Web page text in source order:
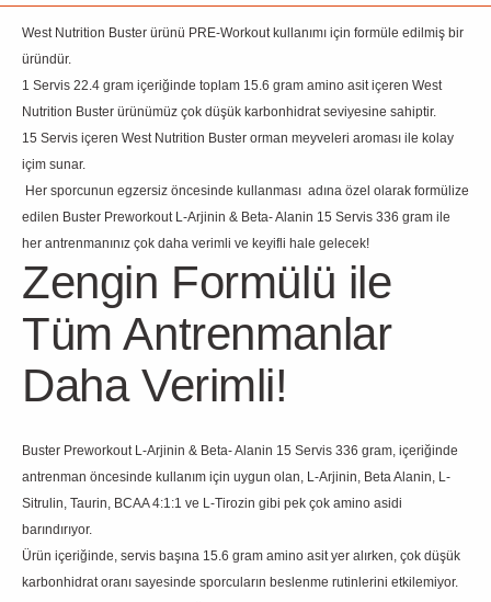
West Nutrition Buster ürünü PRE-Workout kullanımı için formüle edilmiş bir
üründür.
1 Servis 22.4 gram içeriğinde toplam 15.6 gram amino asit içeren West
Nutrition Buster ürünümüz çok düşük karbonhidrat seviyesine sahiptir.
15 Servis içeren West Nutrition Buster orman meyveleri aroması ile kolay
içim sunar.
Her sporcunun egzersiz öncesinde kullanması adına özel olarak formülize
edilen Buster Preworkout L-Arjinin & Beta- Alanin 15 Servis 336 gram ile
her antrenmanınız çok daha verimli ve keyifli hale gelecek!
Zengin Formülü ile
Tüm Antrenmanlar
Daha Verimli!
Buster Preworkout L-Arjinin & Beta- Alanin 15 Servis 336 gram, içeriğinde
antrenman öncesinde kullanım için uygun olan, L-Arjinin, Beta Alanin, L-
Sitrulin, Taurin, BCAA 4:1:1 ve L-Tirozin gibi pek çok amino asidi
barındırıyor.
Ürün içeriğinde, servis başına 15.6 gram amino asit yer alırken, çok düşük
karbonhidrat oranı sayesinde sporcuların beslenme rutinlerini etkilemiyor.